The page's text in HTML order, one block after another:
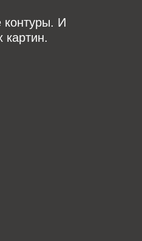
контуры. И